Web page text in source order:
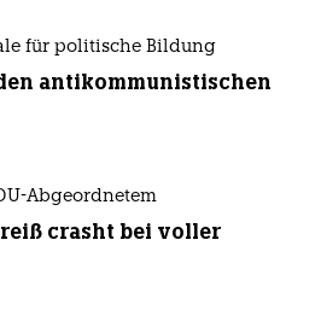
für politische Bildung
antikommunistischen
Abgeordnetem
crasht bei voller